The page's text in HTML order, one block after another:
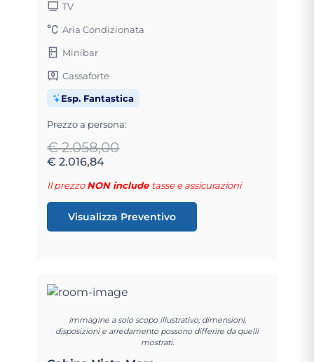
TV
Aria Condizionata
Minibar
Cassaforte
Esp. Fantastica
Prezzo a persona:
€ 2.058,00
€ 2.016,84
Il prezzoNON include tasse e assicurazioni
Visualizza Preventivo
Immagine a solo scopo illustrativo; dimensioni,
disposizioni e arredamento possono differire da quelli
mostrati.